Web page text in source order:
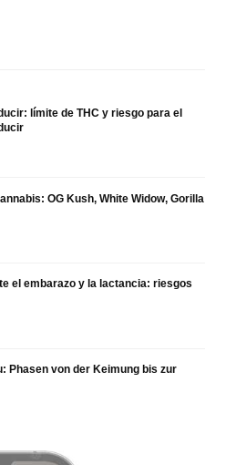
límite de THC y riesgo para el
OG Kush, White Widow, Gorilla
el embarazo y la lactancia: riesgos
Phasen von der Keimung bis zur